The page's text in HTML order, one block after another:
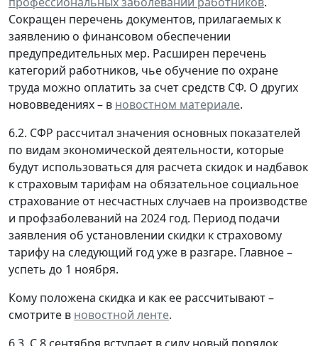
Сокращен перечень документов, прилагаемых к
заявлению о финансовом обеспечении
предупредительных мер. Расширен перечень
категорий работников, чье обучение по охране
труда можно оплатить за счет средств СФ. О других
нововведениях – в новостном материале.
6.2. СФР рассчитал значения основных показателей
по видам экономической деятельности, которые
будут использоваться для расчета скидок и надбавок
к страховым тарифам на обязательное социальное
страхование от несчастных случаев на производстве
и профзаболеваний на 2024 год. Период подачи
заявления об установлении скидки к страховому
тарифу на следующий год уже в разгаре. Главное –
успеть до 1 ноября.
Кому положена скидка и как ее рассчитывают –
смотрите в новостной ленте.